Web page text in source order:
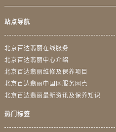
站点导航
北京百达翡丽在线服务
北京百达翡丽中心介绍
北京百达翡丽维修及保养项目
北京百达翡丽中国区服务网点
北京百达翡丽最新资讯及保养知识
热门标签